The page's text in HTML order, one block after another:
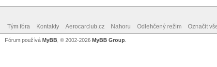
Tým fóra Kontakty Aerocarclub.cz Nahoru Odlehčený režim Označit
Fórum používá MyBB , © 2002-2026 MyBB Group